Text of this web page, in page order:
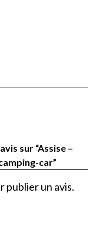
sur “Assise –
car”
publier un avis.